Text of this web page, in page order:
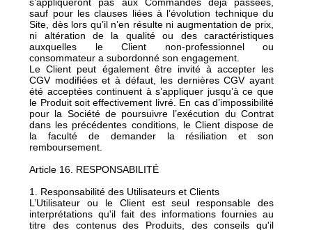
sauf pour les clauses liées à l’évolution technique du
Site, dès lors qu’il n’en résulte ni augmentation de prix,
ni altération de la qualité ou des caractéristiques
auxquelles le Client non-professionnel ou
consommateur a subordonné son engagement.
Le Client peut également être invité à accepter les
CGV modifiées et à défaut, les dernières CGV ayant
été acceptées continuent à s’appliquer jusqu’à ce que
le Produit soit effectivement livré. En cas d’impossibilité
pour la Société de poursuivre l’exécution du Contrat
dans les précédentes conditions, le Client dispose de
la faculté de demander la résiliation et son
remboursement.
Article 16. RESPONSABILITÉ
1. Responsabilité des Utilisateurs et Clients
L’Utilisateur ou le Client est seul responsable des
interprétations qu'il fait des informations fournies au
titre des contenus des Produits, des conseils qu'il